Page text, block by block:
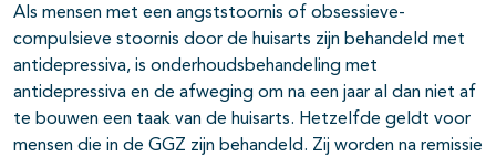
Als mensen met een angststoornis of obsessieve-
compulsieve stoornis door de huisarts zijn behandeld met
antidepressiva, is onderhoudsbehandeling met
antidepressiva en de afweging om na een jaar al dan niet af
te bouwen een taak van de huisarts. Hetzelfde geldt voor
mensen die in de GGZ zijn behandeld. Zij worden na remissie